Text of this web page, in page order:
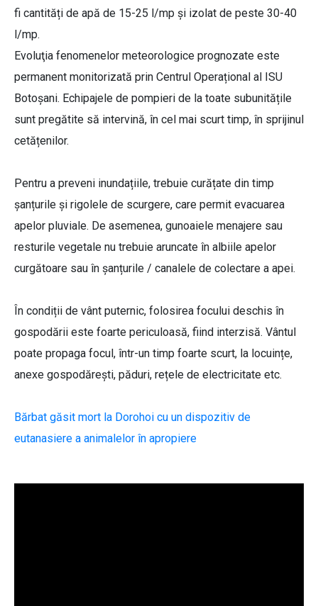
fi cantități de apă de 15-25 l/mp și izolat de peste 30-40
l/mp.
Evoluţia fenomenelor meteorologice prognozate este
permanent monitorizată prin Centrul Operațional al ISU
Botoșani. Echipajele de pompieri de la toate subunitățile
sunt pregătite să intervină, în cel mai scurt timp, în sprijinul
cetățenilor.
Pentru a preveni inundațiile, trebuie curățate din timp
șanțurile și rigolele de scurgere, care permit evacuarea
apelor pluviale. De asemenea, gunoaiele menajere sau
resturile vegetale nu trebuie aruncate în albiile apelor
curgătoare sau în șanțurile / canalele de colectare a apei.
În condiții de vânt puternic, folosirea focului deschis în
gospodării este foarte periculoasă, fiind interzisă. Vântul
poate propaga focul, într-un timp foarte scurt, la locuințe,
anexe gospodărești, păduri, rețele de electricitate etc.
Bărbat găsit mort la Dorohoi cu un dispozitiv de
eutanasiere a animalelor în apropiere